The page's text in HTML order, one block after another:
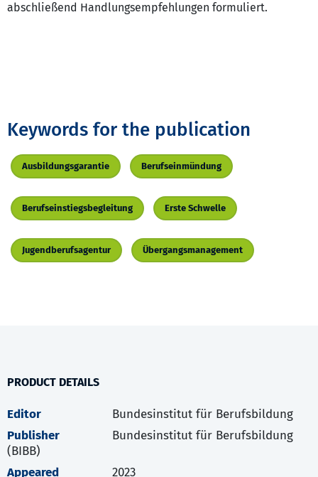
abschließend Handlungsempfehlungen formuliert.
Keywords for the publication
Ausbildungsgarantie Berufseinmündung
Berufseinstiegsbegleitung Erste Schwelle
Jugendberufsagentur Übergangsmanagement
PRODUCT DETAILS
Editor
Bundesinstitut für Berufsbildung
Publisher
Bundesinstitut für Berufsbildung
(BIBB)
Appeared
2023